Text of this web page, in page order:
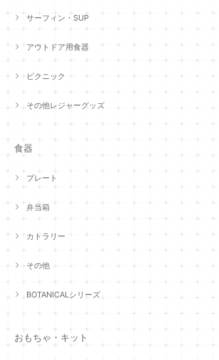
サーフィン・SUP
アウトドア用食器
ピクニック
その他レジャーグッズ
食器
プレート
弁当箱
カトラリー
その他
BOTANICALシリーズ
おもちゃ・キット